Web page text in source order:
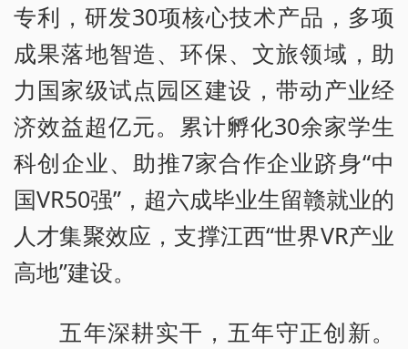
专利，研发30项核心技术产品，多项
成果落地智造、环保、文旅领域，助
力国家级试点园区建设，带动产业经
济效益超亿元。累计孵化30余家学生
科创企业、助推7家合作企业跻身“中
国VR50强”，超六成毕业生留赣就业的
人才集聚效应，支撑江西“世界VR产业
高地”建设。
五年深耕实干，五年守正创新。